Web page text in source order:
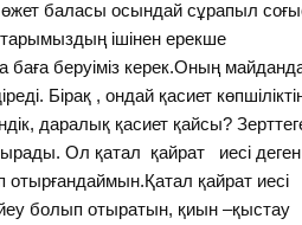
өжет баласы осындай сұрапыл
ішінен ерекше
баға беруіміз керек.Оның
Бірақ , ондай қасиет
даралық қасиет қайсы?
Ол қатал қайрат иесі деген
қайрат иесі
болып отыратын, қиын –қыстау